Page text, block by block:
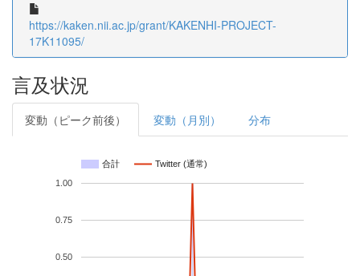
https://kaken.nii.ac.jp/grant/KAKENHI-PROJECT-
17K11095/
言及状況
変動（ピーク前後） 変動（月別） 分布
合計 Twitter (通常)
0.50
0.75
1.00